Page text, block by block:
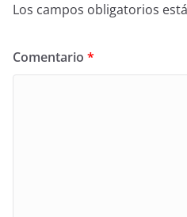
Los campos obligatorios
Comentario *